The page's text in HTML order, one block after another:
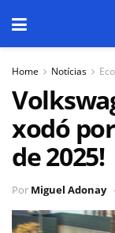
Home Notícias
xodó
de 2025!
Por Miguel Adonay